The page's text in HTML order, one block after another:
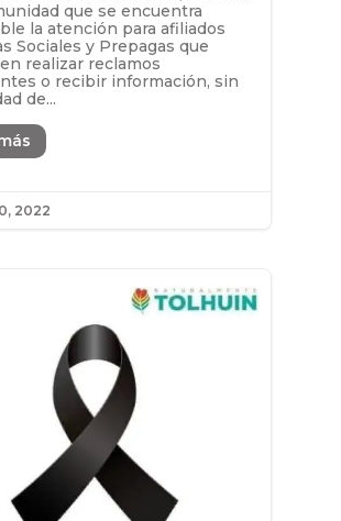
que se encuentra
la atención para afiliados
Sociales y Prepagas que
realizar reclamos
o recibir información, sin
de...
2022